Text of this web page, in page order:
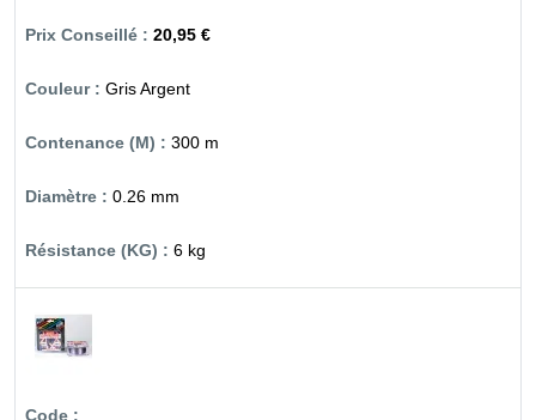
20,95 €
Gris Argent
300 m
0.26 mm
6 kg